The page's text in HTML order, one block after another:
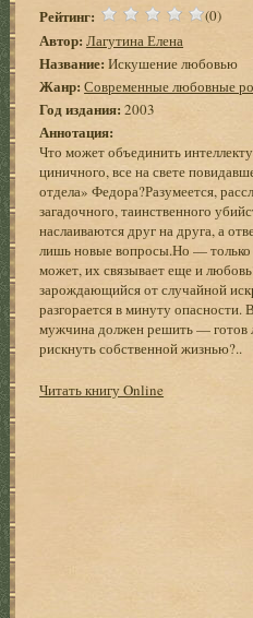
Рейтинг: (0)
Автор: Лагутина Елена
Название: Искушение любовью
Жанр: Современные любовные
Год издания:2003
Аннотация:
Что может объединить
циничного, все на свете
отдела» Федора?Разумеется,
загадочного, таинственного
наслаиваются друг на друга, а
лишь новые вопросы.Но — только
может, их связывает еще и
зарождающийся от случайной
разгорается в минуту опасности.
мужчина должен решить —
рискнуть собственной жизнью?..
Читать книгу Online